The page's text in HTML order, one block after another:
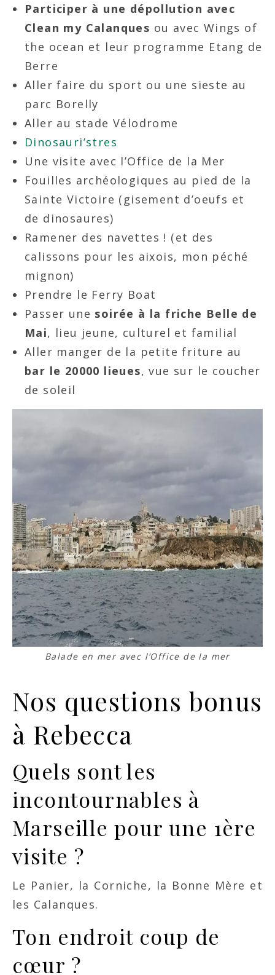
Participer à une dépollution avec
Clean my Calanques ou avec Wings of
the ocean et leur programme Etang de
Berre
Aller faire du sport ou une sieste au
parc Borelly
Aller au stade Vélodrome
Dinosauri’stres
Une visite avec l’Office de la Mer
Fouilles archéologiques au pied de la
Sainte Victoire (gisement d’oeufs et
de dinosaures)
Ramener des navettes ! (et des
calissons pour les aixois, mon péché
mignon)
Prendre le Ferry Boat
Passer une soirée à la friche Belle de
Mai, lieu jeune, culturel et familial
Aller manger de la petite friture au
bar le 20000 lieues, vue sur le coucher
de soleil
Balade en mer avec l’Office de la mer
Nos questions bonus
à Rebecca
Quels sont les
incontournables à
Marseille pour une 1ère
visite ?
Le Panier, la Corniche, la Bonne Mère et
les Calanques.
Ton endroit coup de
cœur ?